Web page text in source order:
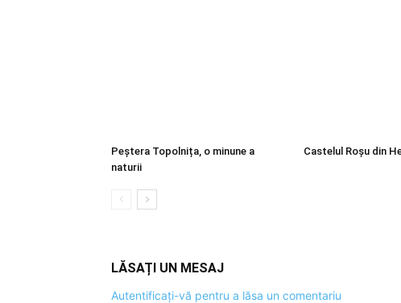
Peștera Topolnița, o minune a
naturii
Castelul Roșu din
LĂSAȚI UN MESAJ
Autentificați-vă pentru a lăsa un comentariu